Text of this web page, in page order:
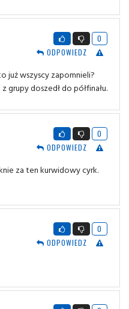
0
ODPOWIEDZ
już wszyscy zapomnieli?
grupy doszedł do półfinału.
0
ODPOWIEDZ
za ten kurwidowy cyrk.
0
ODPOWIEDZ